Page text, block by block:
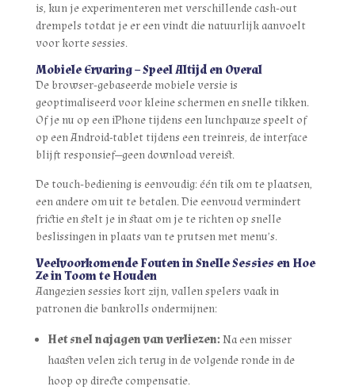
is, kun je experimenteren met verschillende cash‑out
drempels totdat je er een vindt die natuurlijk aanvoelt
voor korte sessies.
Mobiele Ervaring – Speel Altijd en Overal
De browser‑gebaseerde mobiele versie is
geoptimaliseerd voor kleine schermen en snelle tikken.
Of je nu op een iPhone tijdens een lunchpauze speelt of
op een Android-tablet tijdens een treinreis, de interface
blijft responsief—geen download vereist.
De touch‑bediening is eenvoudig: één tik om te plaatsen,
een andere om uit te betalen. Die eenvoud vermindert
frictie en stelt je in staat om je te richten op snelle
beslissingen in plaats van te prutsen met menu’s.
Veelvoorkomende Fouten in Snelle Sessies en Hoe
Ze in Toom te Houden
Aangezien sessies kort zijn, vallen spelers vaak in
patronen die bankrolls ondermijnen:
Het snel najagen van verliezen:Na een misser
haasten velen zich terug in de volgende ronde in de
hoop op directe compensatie.